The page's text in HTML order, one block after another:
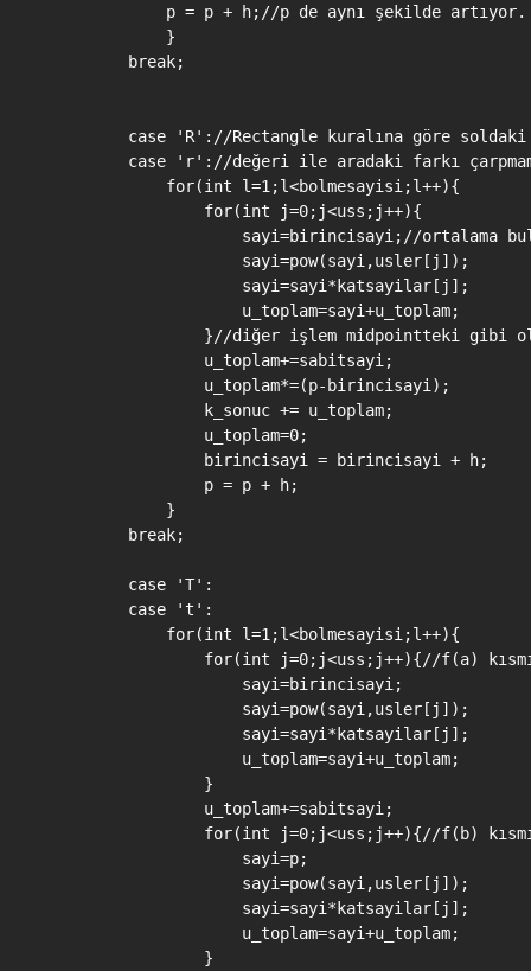
            p = p + h;//p de aynı şekilde artıyor.
            }
        break;
        case 'R'://Rectangle kuralına göre soldaki
case 'r'://değeri ile aradaki farkı
            for(int l=1;l<bolmesayisi;l++){
                for(int j=0;j<uss;j++){
sayi=birincisayi;//ortalama
                    sayi=pow(sayi,usler[j]);
                    sayi=sayi*katsayilar[j];
                    u_toplam=sayi+u_toplam;
}//diğer işlem midpointteki gibi
                u_toplam+=sabitsayi;
                u_toplam*=(p-birincisayi);
                k_sonuc += u_toplam;
                u_toplam=0;
                birincisayi = birincisayi + h;
                p = p + h;
            }
        break;
        case 'T':
        case 't':
            for(int l=1;l<bolmesayisi;l++){
for(int j=0;j<uss;j++){//f(a)
                    sayi=birincisayi;
                    sayi=pow(sayi,usler[j]);
                    sayi=sayi*katsayilar[j];
                    u_toplam=sayi+u_toplam;
                }
                u_toplam+=sabitsayi;
for(int j=0;j<uss;j++){//f(b)
                    sayi=p;
                    sayi=pow(sayi,usler[j]);
                    sayi=sayi*katsayilar[j];
                    u_toplam=sayi+u_toplam;
                }